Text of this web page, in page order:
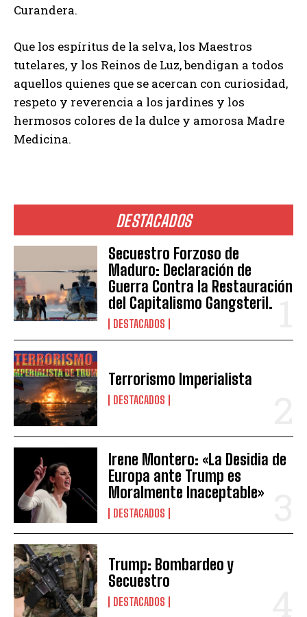
DESTACADOS
Secuestro Forzoso de
Maduro: Declaración de
Guerra Contra la Restauración
del Capitalismo Gangsteril.
DESTACADOS
Terrorismo Imperialista
DESTACADOS
Irene Montero: «La Desidia de
Europa ante Trump es
Moralmente Inaceptable»
DESTACADOS
Trump: Bombardeo y
Secuestro
DESTACADOS
Curandera.
Que los espíritus de la selva, los Maestros
tutelares, y los Reinos de Luz, bendigan a todos
aquellos quienes que se acercan con curiosidad,
respeto y reverencia a los jardines y los
hermosos colores de la dulce y amorosa Madre
Medicina.